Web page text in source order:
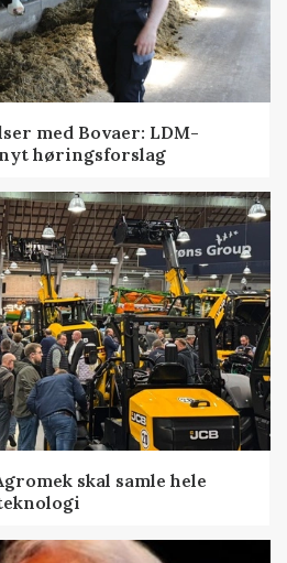
med Bovaer: LDM-
høringsforslag
skal samle hele